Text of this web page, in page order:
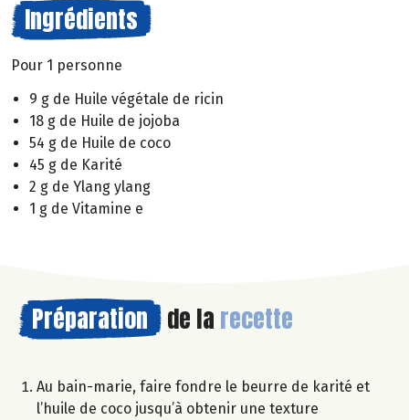
Ingrédients
Pour 1 personne
9 g de Huile végétale de ricin
18 g de Huile de jojoba
54 g de Huile de coco
45 g de Karité
2 g de Ylang ylang
1 g de Vitamine e
Préparation de la recette
Au bain-marie, faire fondre le beurre de karité et
l’huile de coco jusqu’à obtenir une texture